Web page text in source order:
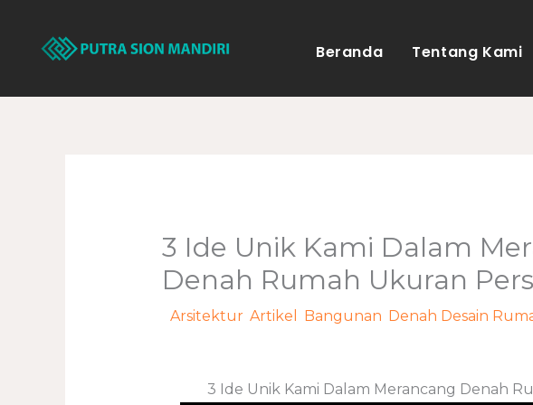
konten
Beranda Tentang Kami
3 Ide Unik Kami Dalam
Denah Rumah Ukuran
Arsitektur, Artikel Bangunan Denah Desain
3 Ide Unik Kami Dalam Merancang Denah